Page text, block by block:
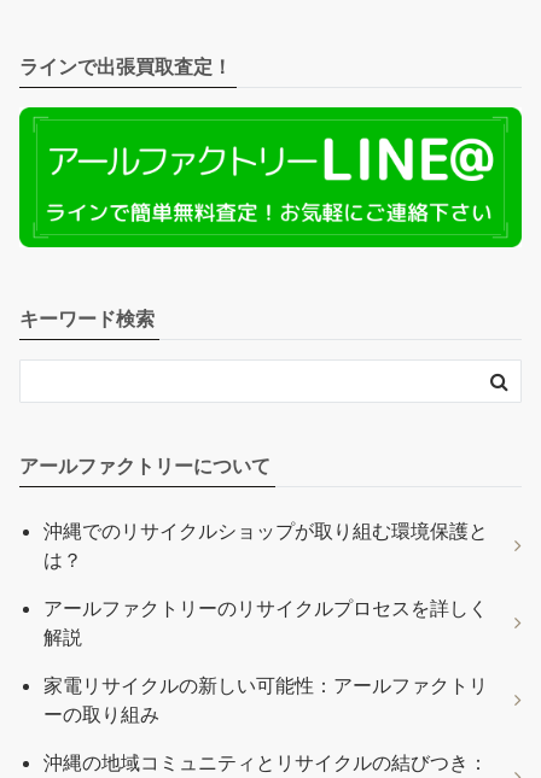
ラインで出張買取査定！
キーワード検索
アールファクトリーについて
沖縄でのリサイクルショップが取り組む環境保護と
は？
アールファクトリーのリサイクルプロセスを詳しく
解説
家電リサイクルの新しい可能性：アールファクトリ
ーの取り組み
沖縄の地域コミュニティとリサイクルの結びつき：